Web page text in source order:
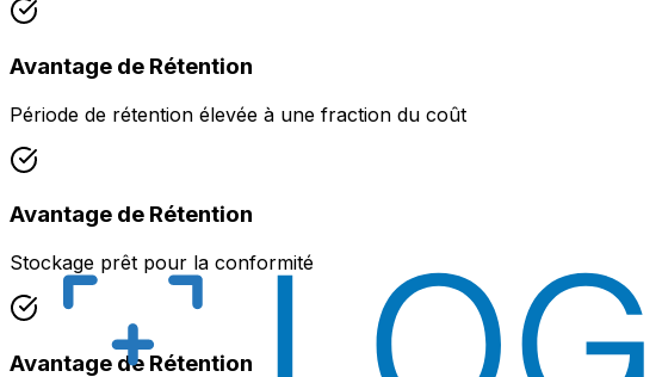
Avantage de Rétention
Période de rétention élevée à une fraction du coût
Avantage de Rétention
Stockage prêt pour la conformité
Avantage de Rétention